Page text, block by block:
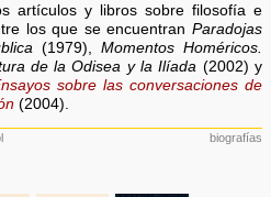
artículos y libros sobre filosofía e
los que se encuentran Paradojas
(1979), Momentos Homéricos.
de la Odisea y la Ilíada (2002) y
sobre las conversaciones de
(2004).
biografías